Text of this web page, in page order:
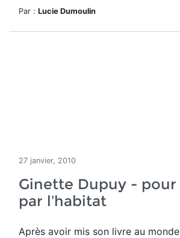
Par : Lucie Dumoulin
27 janvier, 2010
Ginette Dupuy - pour
par l’habitat
Après avoir mis son livre au